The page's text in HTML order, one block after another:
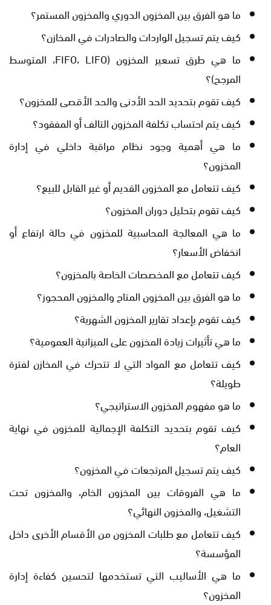
ما هو الفرق بين المخزون الدوري والمخزون المستمر؟
كيف يتم تسجيل الواردات والصادرات في المخازن؟
ما هي طرق تسعير المخزون (FIFO، LIFO، المتوسط
المرجح)؟
كيف تقوم بتحديد الحد الأدنى والحد الأقصى للمخزون؟
كيف يتم احتساب تكلفة المخزون التالف أو المفقود؟
ما هي أهمية وجود نظام مراقبة داخلي في إدارة
المخزون؟
كيف تتعامل مع المخزون القديم أو غير القابل للبيع؟
كيف تقوم بتحليل دوران المخزون؟
ما هي المعالجة المحاسبية للمخزون في حالة ارتفاع أو
انخفاض الأسعار؟
كيف تتعامل مع المخصصات الخاصة بالمخزون؟
ما هو الفرق بين المخزون المتاح والمخزون المحجوز؟
كيف تقوم بإعداد تقارير المخزون الشهرية؟
ما هي تأثيرات زيادة المخزون على الميزانية العمومية؟
كيف تتعامل مع المواد التي لا تتحرك في المخازن لفترة
طويلة؟
ما هو مفهوم المخزون الاستراتيجي؟
كيف تقوم بتحديد التكلفة الإجمالية للمخزون في نهاية
العام؟
كيف يتم تسجيل المرتجعات في المخزون؟
ما هي الفروقات بين المخزون الخام، والمخزون تحت
التشغيل، والمخزون النهائي؟
كيف تتعامل مع طلبات المخزون من الأقسام الأخرى داخل
المؤسسة؟
ما هي الأساليب التي تستخدمها لتحسين كفاءة إدارة
المخزون؟